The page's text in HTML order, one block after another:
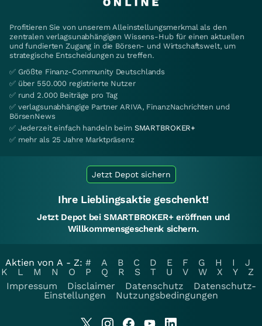
Profitieren Sie von unserem Alleinstellungsmerkmal als den
zentralen verlagsunabhängigen Wissens-Hub für einen aktuellen
und fundierten Zugang in die Börsen- und Wirtschaftswelt, um
strategische Entscheidungen zu treffen.
✅ Größte Finanz-Community Deutschlands
✅ über 550.000 registrierte Nutzer
✅ rund 2.000 Beiträge pro Tag
✅ verlagsunabhängige Partner ARIVA, FinanzNachrichten und
BörsenNews
✅ Jederzeit einfach handeln beim SMARTBROKER+
✅ mehr als 25 Jahre Marktpräsenz
Jetzt Depot sichern
Ihre Lieblingsaktie geschenkt!
Jetzt Depot bei SMARTBROKER+ eröffnen und
Willkommensgeschenk sichern.
Aktien von A - Z: # A B C D E F G H I
J
K
L M N O P Q R S T U V W X Y
Z
Impressum
Disclaimer Datenschutz
Datenschutz-
Einstellungen
Nutzungsbedingungen